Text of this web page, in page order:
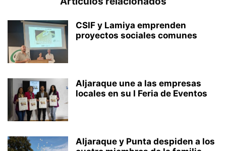
CSIF y Lamiya emprenden
proyectos sociales comunes
Aljaraque une a las empresas
locales en su I Feria de Eventos
Aljaraque y Punta despiden a los